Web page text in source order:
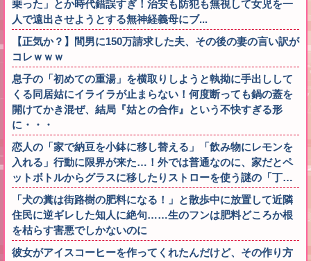
乗った」とか時代錯誤すぎ！治安も防犯も無視して女児を一
人で遠出させようとする無神経義母にブ...
【正気か？】間男に150万請求した夫、その後の妻の言い訳が
コレｗｗｗ
息子の「初めての重湯」を横取りしようと執拗に手出しして
くる同居姑にイライラが止まらない！何度断っても鍋の蓋を
開けてかき混ぜ、結局『姑との合作』という不快すぎる形
に・・・
恋人の「家で納豆を小鉢に移し替える」「飲み物にレモンを
入れる」行動に限界が来た…！外では普通なのに、家だとペ
ットボトルからグラスに移したりストローを使う謎の「丁…
「犬の糞は街路樹の肥料になる！」と散歩中に放置して近隣
住民に逆ギレした知人に絶句……生のフンは肥料どころか根
を枯らす害悪でしかないのに
彼女がアイスコーヒーを作ってくれたんだけど、その作り方